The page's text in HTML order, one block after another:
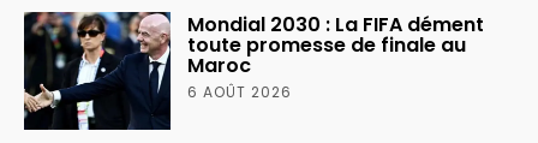
Mondial 2030 : La FIFA dément
toute promesse de finale au
Maroc
6 AOÛT 2026